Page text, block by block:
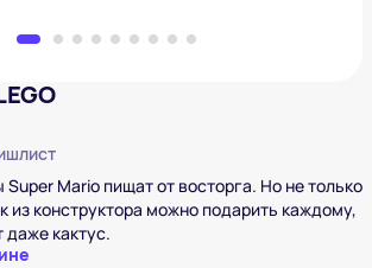
Mario пищат от восторга. Но не только
из конструктора можно подарить каждому,
даже кактус.